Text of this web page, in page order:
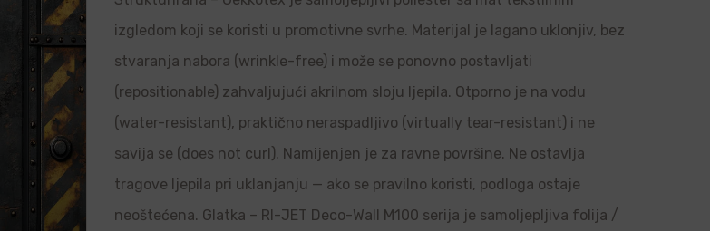
izgledom koji se koristi u promotivne svrhe. Materijal je lagano uklonjiv, bez
stvaranja nabora (wrinkle-free) i može se ponovno postavljati
(repositionable) zahvaljujući akrilnom sloju ljepila. Otporno je na vodu
(water-resistant), praktično neraspadljivo (virtually tear-resistant) i ne
savija se (does not curl). Namijenjen je za ravne površine. Ne ostavlja
tragove ljepila pri uklanjanju — ako se pravilno koristi, podloga ostaje
neoštećena. Glatka – RI-JET Deco-Wall M100 serija je samoljepljiva folija /